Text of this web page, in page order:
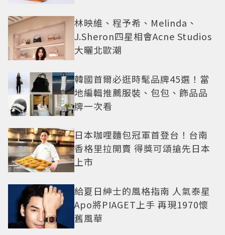
林映維、程予希、Melinda、
J.Sheron四星相會Acne Studios
大曬北歐潮
韓國首爾必逛時髦品牌45選！當
地編輯推薦服裝、包包、飾品品
牌一次看
日本咖哩麵包冠軍首登台！台南
香格里拉開賣 得獎可頌搶先日本
上市
給夏日紳士的風格指南 人氣泰星
Apo將PIAGET上手 再現1970懷
舊風華